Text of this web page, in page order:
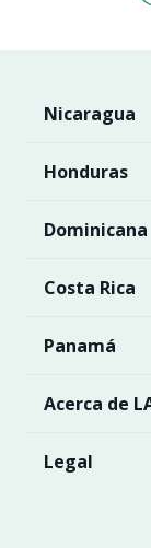
Nicaragua
Honduras
Dominicana
Costa Rica
Panamá
Acerca de
Legal